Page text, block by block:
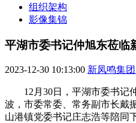
组织架构
影像集锦
平湖市委书记仲旭东莅临
2023-12-30 10:13:00 新凤鸣集
12月30日，平湖市委书记
波，市委常委、常务副市长戴
山港镇党委书记庄志浩等陪同